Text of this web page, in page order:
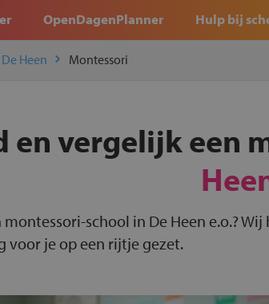
OpenDagenPlanner Hulp bij
De Heen Montessori
en vergelijk een
montessori-school in De Heen e.o.?
voor je op een rijtje gezet.